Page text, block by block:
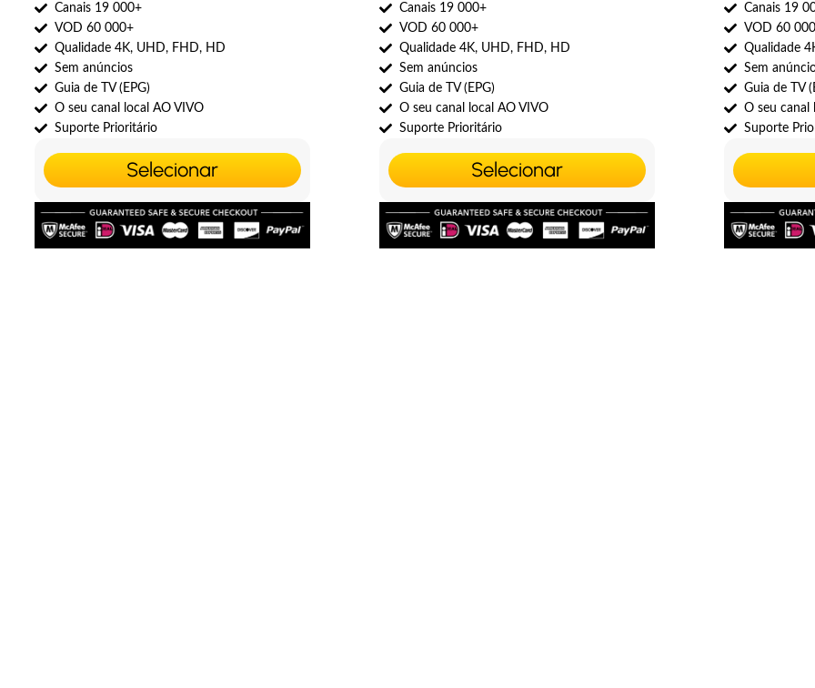
Canais 19 000+
VOD 60 000+
Qualidade 4K, UHD, FHD, HD
Sem anúncios
Guia de TV (EPG)
O seu canal local AO VIVO
Suporte Prioritário
Selecionar
Canais 19 000+
VOD 60 000+
Qualidade 4K, UHD, FHD, HD
Sem anúncios
Guia de TV (EPG)
O seu canal local AO VIVO
Suporte Prioritário
Selecionar
Canais 19
VOD 60
Qualidade
Sem
Guia de TV
O seu canal
Suporte